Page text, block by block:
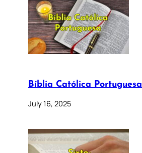
Bíblia Católica Portuguesa
July 16, 2025